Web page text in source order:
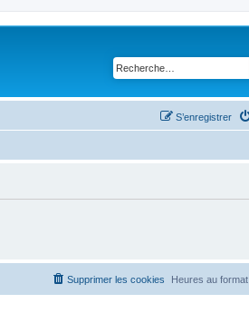
S’enregistrer
Heures au format
Supprimer les cookies